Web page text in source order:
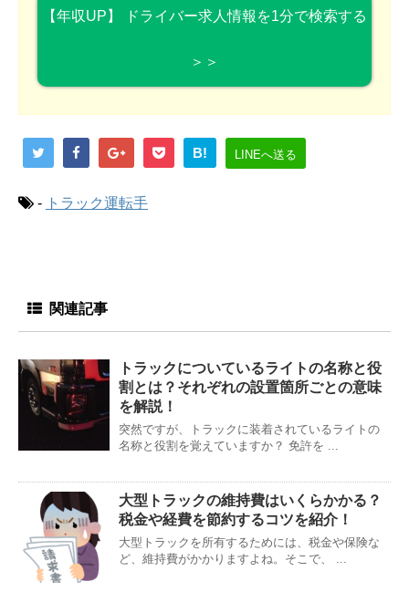
【年収UP】 ドライバー求人情報を1分で検索する
＞＞
B! LINEへ送る
- トラック運転手
関連記事
トラックについているライトの名称と役
割とは？それぞれの設置箇所ごとの意味
を解説！
突然ですが、トラックに装着されているライトの
名称と役割を覚えていますか？ 免許を ...
大型トラックの維持費はいくらかかる？
税金や経費を節約するコツを紹介！
大型トラックを所有するためには、税金や保険な
ど、維持費がかかりますよね。そこで、 ...